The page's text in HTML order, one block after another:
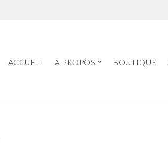
ACCUEIL A PROPOS BOUTIQUE